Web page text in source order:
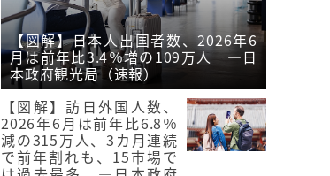
【図解】日本人出国者数、2026年6
月は前年比3.4％増の109万人 ―日
本政府観光局（速報）
【図解】訪日外国人数、
2026年6月は前年比6.8％
減の315万人、3カ月連続
で前年割れも、15市場で